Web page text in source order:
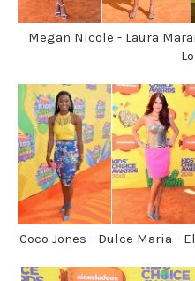
Megan Nicole - Laura
Coco Jones - Dulce Maria -